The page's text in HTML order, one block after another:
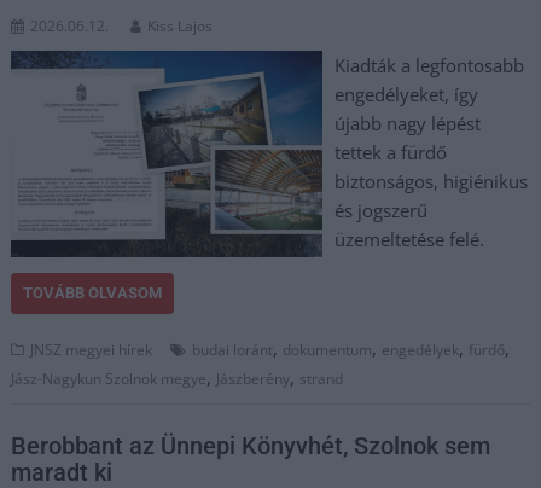
2026.06.12. Kiss Lajos
Kiadták a legfontosabb
engedélyeket, így
újabb nagy lépést
tettek a fürdő
biztonságos, higiénikus
és jogszerű
üzemeltetése felé.
TOVÁBB OLVASOM
JNSZ megyei hírek budai loránt, dokumentum, engedélyek, fürdő,
Jász-Nagykun Szolnok megye, Jászberény, strand
Berobbant az Ünnepi Könyvhét, Szolnok sem
maradt ki